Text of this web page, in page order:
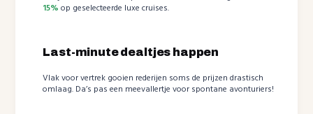
15% op geselecteerde luxe cruises.
Last-minute dealtjes happen
Vlak voor vertrek gooien rederijen soms de prijzen drastisch
omlaag. Da’s pas een meevallertje voor spontane avonturiers!